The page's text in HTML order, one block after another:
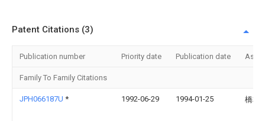
Patent Citations (3)
Publication number Priority date Publication date
Family To Family Citations
JPH066187U * 1992-06-29 1994-01-25 橋本